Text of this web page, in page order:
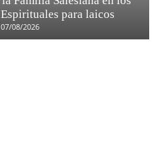
para laicos
07/08/2026